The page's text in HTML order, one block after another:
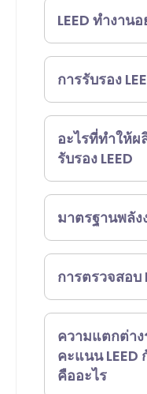
มันกำหนดมา
ออกแบบ การ
งานของพวก
แวดล้อม
Design เป็น
ในระดับโลก
คะแนนอาคา
LEED ย่อมาจ
Energy and
Design
LEED ทำงาน
เพื่อให้ได้การ
สามารถสะส
ตามข้อกำหน
กับคาร์บอน พ
แวดล้อมภาย
การรับรอง
การรับรอง
มาก เนื่องจา
การยอมรับใ
สำเร็จและคว
อาคารต่าง ๆ
การสร้างอา
มีประสิทธิภา
ให้ประโยชน์
อะไรที่ทำให้
รับรอง LEED
การรับรอง
ต่าง ๆ รวมถึ
เมือง และชุม
ของโปรแกร
กับสิ่งแวดล้
LEED ประเมิ
สิ่งแวดล้อมโด
มาตรฐานพลัง
มาตรฐานพลัง
ชื่อ
โปรแกรมรับ
โดยสมาคมอ
การตรวจสอบ
การตรวจสอ
Energy and
ความแตกต่าง
คะแนน LEED
คืออะไร